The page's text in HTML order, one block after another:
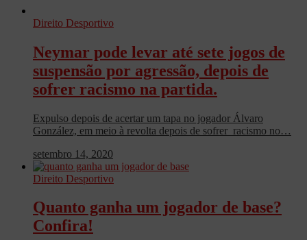
Direito Desportivo
Neymar pode levar até sete jogos de
suspensão por agressão, depois de
sofrer racismo na partida.
Expulso depois de acertar um tapa no jogador Álvaro
González, em meio à revolta depois de sofrer racismo no…
setembro 14, 2020
Direito Desportivo
Quanto ganha um jogador de base?
Confira!